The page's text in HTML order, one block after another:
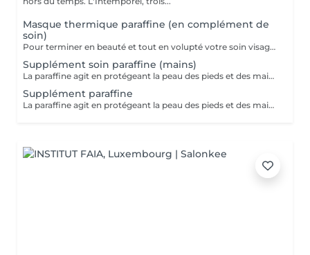
Masque thermique paraffine (en complément de
soin)
Pour terminer en beauté et tout en volupté votre soin visage, nous vous proposons le 'double masque '. Cela consiste en une application d'un masque crème bourré d'actifs hydratants/régénérants/anti-âge ou anti-oxydants suivi d'un bain de paraffine tiède. Ceci permet la pénétration intégrale du masque crème grâce à la chaleur de la paraffine et un fin de soin en douceur grâce aux actifs de la paraffine adoucissants et calmants. Une véritable sensation de détente.
Supplément soin paraffine (mains)
La paraffine agit en protégeant la peau des pieds et des mains contre les agressions extérieures. Sa capacité de rétention d'eau favorise l'hydratation de la peau. Le traitement à la paraffine est idéal pour avoir des membres lisses. En effet, ce produit procure un effet rajeunissant à la peau, en plus de l'adoucir. Uniquement avec un service de manucurie effectué à l'institut le même jour
Supplément paraffine
La paraffine agit en protégeant la peau des pieds et des mains contre les agressions extérieures. Sa capacité de rétention d'eau favorise l'hydratation de la peau. Le traitement à la paraffine est idéal pour avoir des membres lisses. En effet, ce produit procure un effet rajeunissant à la peau, en plus de l'adoucir. Uniquement avec un service de beauté des pieds ou de pédicurie effectué à l'institut le même jour